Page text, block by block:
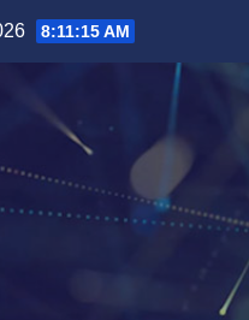
8:11:17 AM